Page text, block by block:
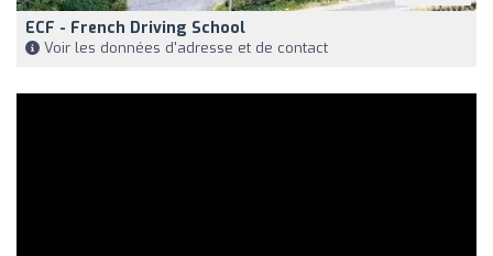
ECF - French Driving School
Voir les données d'adresse et de contact